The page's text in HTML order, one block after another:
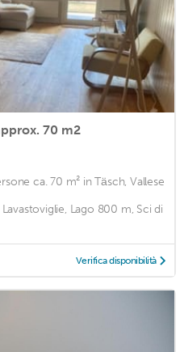
70 m2
ca. 70 m² in Täsch, Vallese
Lago 800 m, Sci di
Verifica disponibilità